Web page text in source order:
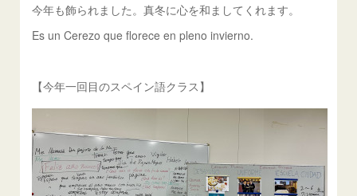
今年も飾られました。真冬に心を和ましてくれます。
Es un Cerezo que florece en pleno invierno.
【今年一回目のスペイン語クラス】